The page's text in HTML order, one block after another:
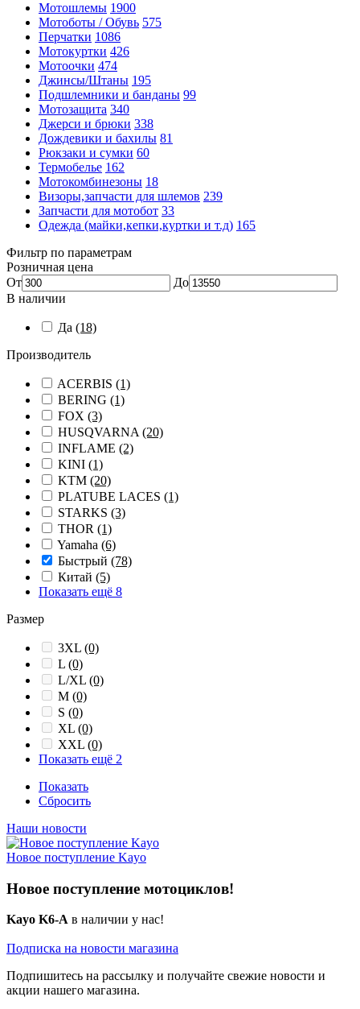
Мотошлемы 1900
Мотоботы / Обувь 575
Перчатки 1086
Мотокуртки 426
Мотоочки 474
Джинсы/Штаны 195
Подшлемники и банданы 99
Мотозащита 340
Джерси и брюки 338
Дождевики и бахилы 81
Рюкзаки и сумки 60
Термобелье 162
Мотокомбинезоны 18
Визоры,запчасти для шлемов 239
Запчасти для мотобот 33
Одежда (майки,кепки,куртки и т.д) 165
Фильтр по параметрам
Розничная цена
От
До
В наличии
Да (18)
Производитель
ACERBIS (1)
BERING (1)
FOX (3)
HUSQVARNA (20)
INFLAME (2)
KINI (1)
KTM (20)
PLATUBE LACES (1)
STARKS (3)
THOR (1)
Yamaha (6)
Быстрый (78)
Китай (5)
Показать ещё 8
Размер
3XL (0)
L (0)
L/XL (0)
M (0)
S (0)
XL (0)
XXL (0)
Показать ещё 2
Показать
Сбросить
Наши новости
Новое поступление Kayo
Новое поступление мотоциклов!
Kayo K6-A в наличии у нас!
Подписка на новости магазина
Подпишитесь на рассылку и получайте свежие новости и
акции нашего магазина.